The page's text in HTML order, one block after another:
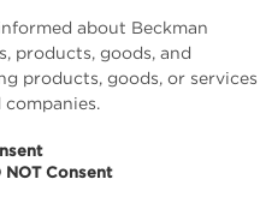
about Beckman
products, goods, and
products, goods, or services
NOT Consent